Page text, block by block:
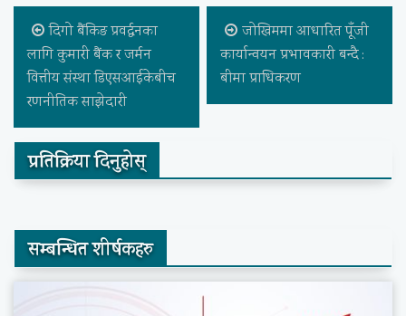
दिगो बैंकिङ प्रवर्द्धनका
लागि कुमारी बैंक र जर्मन
वित्तीय संस्था डिएसआईकेबीच
रणनीतिक साझेदारी
जोखिममा आधारित पूँजी
कार्यान्वयन प्रभावकारी बन्दै :
बीमा प्राधिकरण
प्रतिक्रिया दिनुहोस्
सम्बन्धित शीर्षकहरु